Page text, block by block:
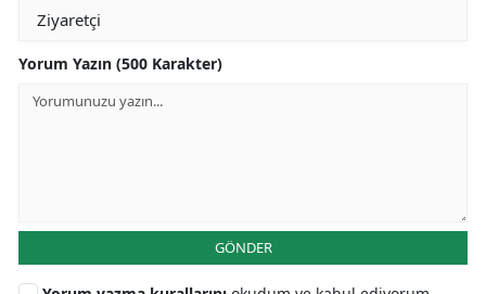
Yorum Yazın (500 Karakter)
GÖNDER